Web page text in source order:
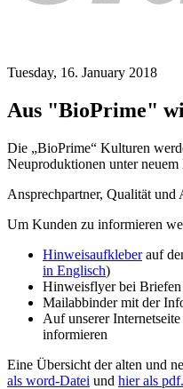
Tuesday, 16. January 2018
Aus "BioPrime"
Die „BioPrime“ Kulturen
Neuproduktionen unter
Ansprechpartner, Qualität
Um Kunden zu informieren
Hinweisaufkleberauf
in Englisch)
Hinweisflyer bei Briefen
Mailabbinder mit der
Auf unserer
informieren
Eine Übersicht der alten und
als word-Datei und hier als pdf.